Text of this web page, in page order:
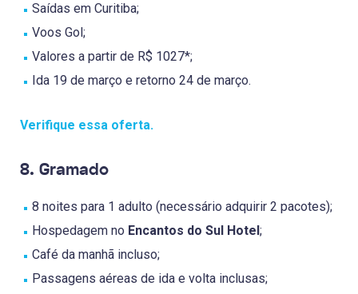
Saídas em Curitiba;
Voos Gol;
Valores a partir de R$ 1027*;
Ida 19 de março e retorno 24 de março.
Verifique essa oferta.
8. Gramado
8 noites para 1 adulto (necessário adquirir 2 pacotes);
Hospedagem no Encantos do Sul Hotel;
Café da manhã incluso;
Passagens aéreas de ida e volta inclusas;